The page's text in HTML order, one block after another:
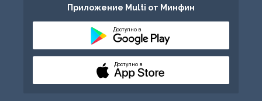
Приложение Multi от Минфин
Доступно в
Доступно в